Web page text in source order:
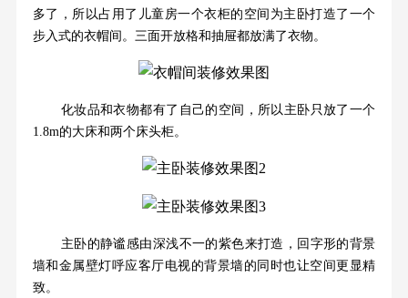
多了，所以占用了儿童房一个衣柜的空间为主卧打造了一个
步入式的衣帽间。三面开放格和抽屉都放满了衣物。
化妆品和衣物都有了自己的空间，所以主卧只放了一个
1.8m的大床和两个床头柜。
主卧的静谧感由深浅不一的紫色来打造，回字形的背景
墙和金属壁灯呼应客厅电视的背景墙的同时也让空间更显精
致。